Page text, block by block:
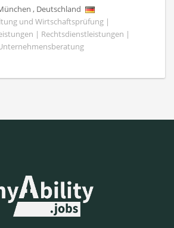
, Deutschland
und Wirtschaftsprüfung |
| Rechtsdienstleistungen |